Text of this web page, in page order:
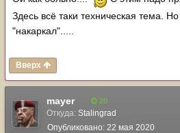
Здесь всё таки техническая тема.
"накаркал".....
Вверх
mayer 20
Откуда: Stalingrad
Опубликовано: 22 мая 2020